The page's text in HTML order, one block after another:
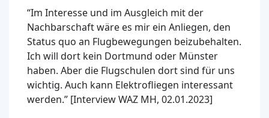
“Im Interesse und im Ausgleich mit der
Nachbarschaft wäre es mir ein Anliegen, den
Status quo an Flugbewegungen beizubehalten.
Ich will dort kein Dortmund oder Münster
haben. Aber die Flugschulen dort sind für uns
wichtig. Auch kann Elektrofliegen interessant
werden.” [Interview WAZ MH, 02.01.2023]